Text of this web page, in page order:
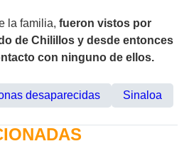
la familia, fueron vistos por
de Chilillos y desde entonces
con ninguno de ellos.
desaparecidas Sinaloa